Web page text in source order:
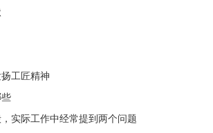
工匠精神
实际工作中经常提到两个问题